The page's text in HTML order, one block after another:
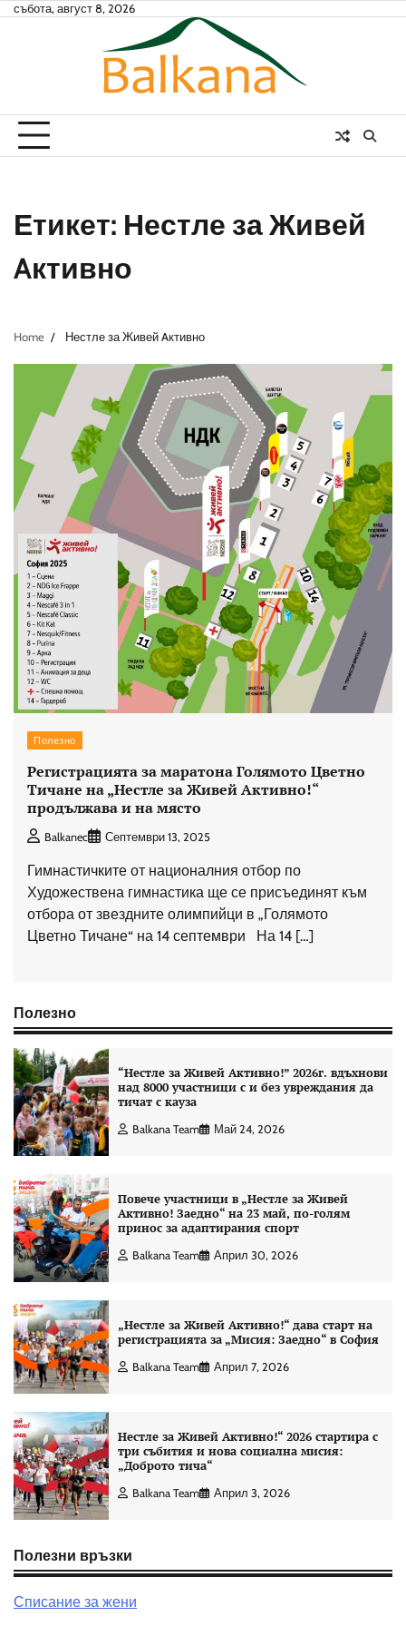
Skipсъбота, август 8, 2026
Етикет: Нестле за Живей
Aктивно
Home Нестле за Живей Aктивно
Полезно
Регистрацията за маратона Голямото Цветно
Тичане на „Нестле за Живей Aктивно!“
продължава и на място
Balkanec Септември 13, 2025
Гимнастичките от националния отбор по
Художествена гимнастика ще се присъединят към
отбора от звездните олимпийци в „Голямото
Цветно Тичане“ на 14 септември На 14 […]
Полезно
“Нестле за Живей Aктивно!” 2026г. вдъхнови
над 8000 участници с и без увреждания да
тичат с кауза
Balkana Team Май 24, 2026
Повече участници в „Нестле за Живей
Активно! Заедно“ на 23 май, по-голям
принос за адаптирания спорт
Balkana Team Април 30, 2026
„Нестле за Живей Активно!“ дава старт на
регистрацията за „Мисия: Заедно“ в София
Balkana Team Април 7, 2026
Нестле за Живей Активно!“ 2026 стартира с
три събития и нова социална мисия:
„Доброто тича“
Balkana Team Април 3, 2026
Полезни връзки
Списание за жени